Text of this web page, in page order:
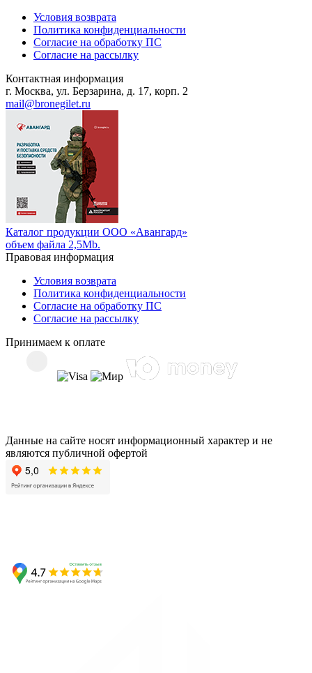
Условия возврата
Политика конфиденциальности
Согласие на обработку ПС
Согласие на рассылку
Контактная информация
г. Москва, ул. Берзарина, д. 17, корп. 2
mail@bronegilet.ru
Каталог продукции ООО «Авангард»
объем файла 2,5Mb.
Правовая информация
Условия возврата
Политика конфиденциальности
Согласие на обработку ПС
Согласие на рассылку
Принимаем к оплате
Данные на сайте носят информационный характер и не
являются публичной офертой